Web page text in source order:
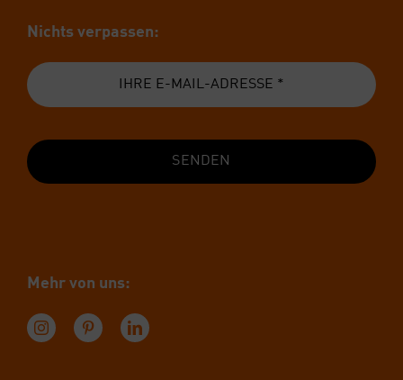
Nichts ver­pas­sen:
SENDEN
Mehr von uns: